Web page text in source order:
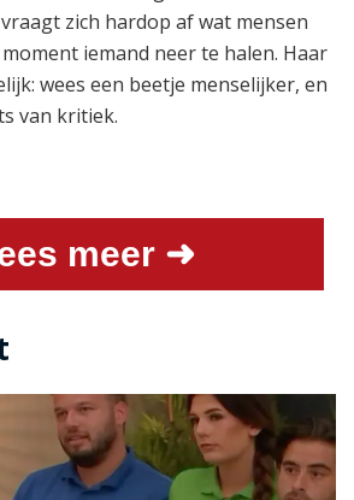
zich hardop af wat mensen
iemand neer te halen. Haar
wees een beetje menselijker, en
van kritiek.
meer ➜